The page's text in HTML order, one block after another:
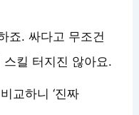
죠. 싸다고 무조건
킬 터지진 않아요.
교하니 ‘진짜